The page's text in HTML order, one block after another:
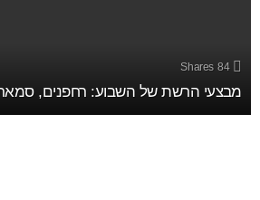
84
Shares
מבצעי הרשת של השבוע: רחפנים,